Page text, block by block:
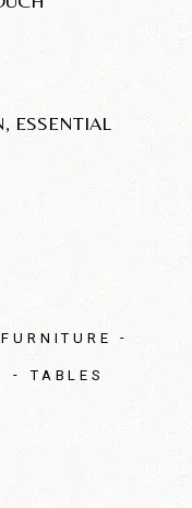
ESSENTIAL
FURNITURE
TABLES